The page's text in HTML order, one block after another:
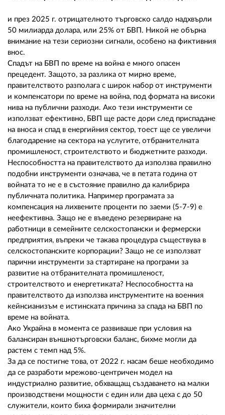
и през 2025 г. отрицателното търговско салдо надхвърли
50 милиарда долара, или 25% от БВП. Никой не обърна
внимание на тези сериозни сигнали, особено на фиктивния
внос.
Спадът на БВП по време на война е много опасен
прецедент. Защото, за разлика от мирно време,
правителството разполага с широк набор от инструменти
и компенсатори по време на война, под формата на високи
нива на публични разходи. Ако тези инструменти се
използват ефективно, БВП ще расте дори след приспадане
на вноса и спад в енергийния сектор, тоест ще се увеличи
благодарение на сектора на услугите, отбранителната
промишленост, строителството и бюджетните разходи.
Неспособността на правителството да използва правилно
подобни инструменти означава, че в петата година от
войната то не е в състояние правилно да калибрира
публичната политика. Например програмата за
компенсация на лихвените проценти по заеми (5-7-9) е
неефективна. Защо не е въведено резервиране на
работници в семейните селскостопански и фермерски
предприятия, въпреки че такава процедура съществува в
селскостопанските корпорации? Защо не се използват
парични инструменти за стартиране на програми за
развитие на отбранителната промишленост,
строителството и енергетиката? Неспособността на
правителството да използва инструментите на военния
кейнсианизъм е истинската причина за спада на БВП по
време на войната.
Ако Украйна в момента се развиваше при условия на
балансиран външнотърговски баланс, бихме могли да
растем с темп над 5%.
За да се постигне това, от 2022 г. насам беше необходимо
да се разработи мрежово-центричен модел на
индустриално развитие, обхващащ създаването на малки
производствени мощности с един или два цеха с до 50
служители, които биха формирали значителни